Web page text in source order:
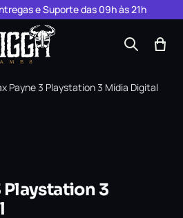
e Suporte das 09h às 21h
Payne 3 Playstation 3 Mídia Digital
Playstation 3